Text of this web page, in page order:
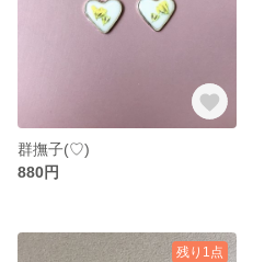
群撫子(♡)
880円
残り1点